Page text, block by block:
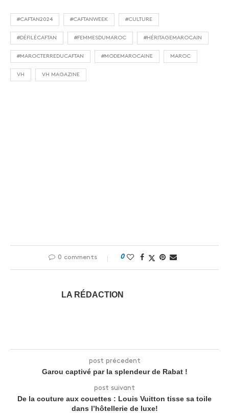
#CAFTAN2024 #CAFTANWEEK #CULTURE
#DÉFILÉCAFTAN #FEMMESDUMAROC #HÉRITAGEMAROCAIN
#MAROCTERREDUCAFTAN #MODEMAROCAINE MAROC
VH VH MAGAZINE
0 comments 0
LA RÉDACTION
post précedent
Garou captivé par la splendeur de Rabat !
post suivant
De la couture aux couettes : Louis Vuitton tisse sa toile
dans l’hôtellerie de luxe!